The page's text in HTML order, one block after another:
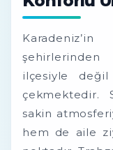
ilçesiyle
çekmektedir.
sakin
hem de aile